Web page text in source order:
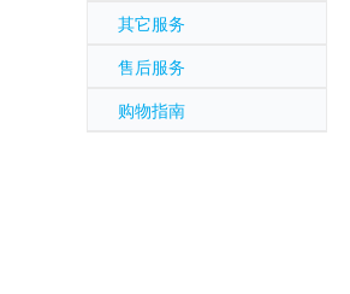
其它服务
售后服务
购物指南